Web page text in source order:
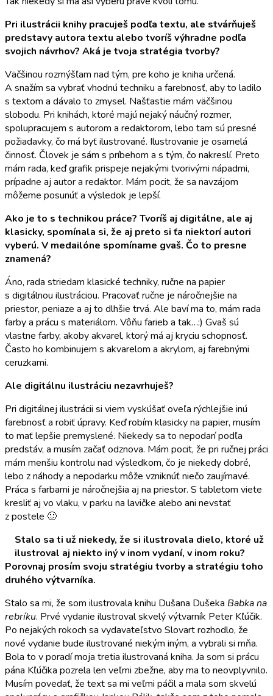
Pri ilustrácii knihy pracuješ podľa textu, ale stvárňuješ
predstavy autora textu alebo tvoríš výhradne podľa
svojich návrhov? Aká je tvoja stratégia tvorby?
Väčšinou rozmýšľam nad tým, pre koho je kniha určená.
A snažím sa vybrať vhodnú techniku a farebnosť, aby to ladilo
s textom a dávalo to zmysel. Našťastie mám väčšinou
slobodu. Pri knihách, ktoré majú nejaký náučný rozmer,
spolupracujem s autorom a redaktorom, lebo tam sú presné
požiadavky, čo má byť ilustrované. Ilustrovanie je osamelá
činnosť. Človek je sám s príbehom a s tým, čo nakreslí. Preto
mám rada, keď grafik prispeje nejakými tvorivými nápadmi,
prípadne aj autor a redaktor. Mám pocit, že sa navzájom
môžeme posunúť a výsledok je lepší.
Ako je to s technikou práce? Tvoríš aj digitálne, ale aj
klasicky, spomínala si, že aj preto si ťa niektorí autori
vyberú. V medailóne spomíname gvaš. Čo to presne
znamená?
Áno, rada striedam klasické techniky, ručne na papier
s digitálnou ilustráciou. Pracovať ručne je náročnejšie na
priestor, peniaze a aj to dlhšie trvá. Ale baví ma to, mám rada
farby a prácu s materiálom. Vôňu farieb a tak…:) Gvaš sú
vlastne farby, akoby akvarel, ktorý má aj kryciu schopnosť.
Často ho kombinujem s akvarelom a akrylom, aj farebnými
ceruzkami.
Ale digitálnu ilustráciu nezavrhuješ?
Pri digitálnej ilustrácii si viem vyskúšať oveľa rýchlejšie inú
farebnosť a robiť úpravy. Keď robím klasicky na papier, musím
to mať lepšie premyslené. Niekedy sa to nepodarí podľa
predstáv, a musím začať odznova. Mám pocit, že pri ručnej práci
mám menšiu kontrolu nad výsledkom, čo je niekedy dobré,
lebo z náhody a nepodarku môže vzniknúť niečo zaujímavé.
Práca s farbami je náročnejšia aj na priestor. S tabletom viete
kresliť aj vo vlaku, v parku na lavičke alebo ani nevstať
z postele 🙂
Stalo sa ti už niekedy, že si ilustrovala dielo, ktoré už
ilustroval aj niekto iný v inom vydaní, v inom roku?
Porovnaj prosím svoju stratégiu tvorby a stratégiu toho
druhého výtvarníka.
Stalo sa mi, že som ilustrovala knihu Dušana Dušeka Babka na
rebríku. Prvé vydanie ilustroval skvelý výtvarník Peter Kľúčik.
Po nejakých rokoch sa vydavateľstvo Slovart rozhodlo, že
nové vydanie bude ilustrované niekým iným, a vybrali si mňa.
Bola to v poradí moja tretia ilustrovaná kniha. Ja som si prácu
pána Kľúčika pozrela len veľmi zbežne, aby ma to neovplyvnilo.
Musím povedať, že text sa mi veľmi páčil a mala som skvelú